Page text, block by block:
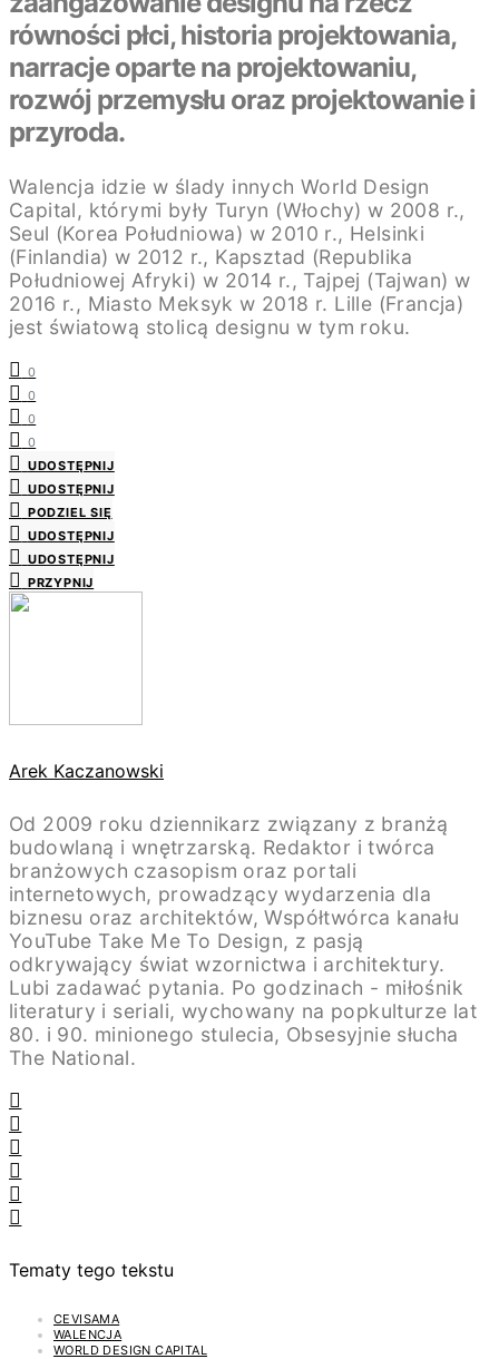
równości płci, historia projektowania,
narracje oparte na projektowaniu,
rozwój przemysłu oraz projektowanie i
przyroda.
Walencja idzie w ślady innych World Design
Capital, którymi były Turyn (Włochy) w 2008 r.,
Seul (Korea Południowa) w 2010 r., Helsinki
(Finlandia) w 2012 r., Kapsztad (Republika
Południowej Afryki) w 2014 r., Tajpej (Tajwan) w
2016 r., Miasto Meksyk w 2018 r. Lille (Francja)
jest światową stolicą designu w tym roku.
0
0
0
0
UDOSTĘPNIJ
UDOSTĘPNIJ
PODZIEL SIĘ
UDOSTĘPNIJ
UDOSTĘPNIJ
PRZYPNIJ
Arek Kaczanowski
Od 2009 roku dziennikarz związany z branżą
budowlaną i wnętrzarską. Redaktor i twórca
branżowych czasopism oraz portali
internetowych, prowadzący wydarzenia dla
biznesu oraz architektów, Współtwórca kanału
YouTube Take Me To Design, z pasją
odkrywający świat wzornictwa i architektury.
Lubi zadawać pytania. Po godzinach - miłośnik
literatury i seriali, wychowany na popkulturze lat
80. i 90. minionego stulecia, Obsesyjnie słucha
The National.
Tematy tego tekstu
CEVISAMA
WALENCJA
WORLD DESIGN CAPITAL